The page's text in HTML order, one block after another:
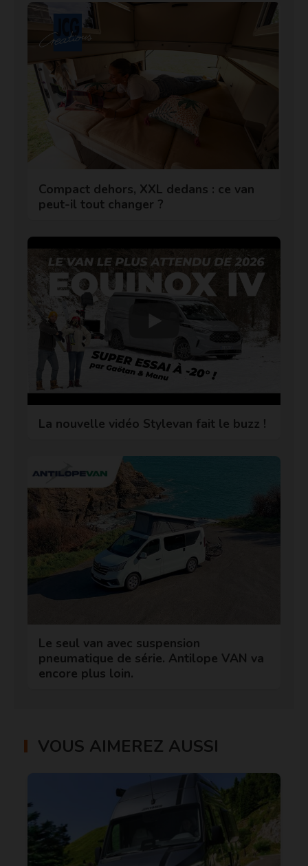
Compact dehors, XXL dedans : ce van
peut-il tout changer ?
La nouvelle vidéo Stylevan fait le buzz !
Le seul van avec suspension
pneumatique de série. Antilope VAN va
encore plus loin.
VOUS AIMEREZ AUSSI